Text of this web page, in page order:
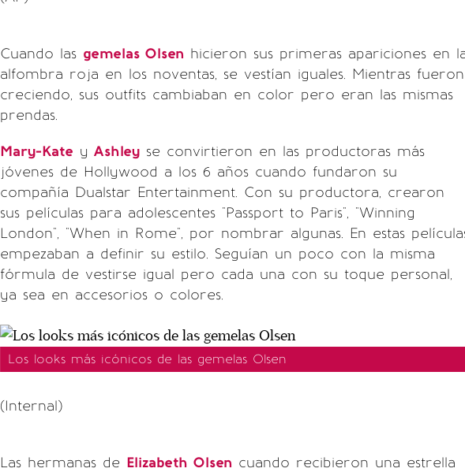
Cuando las gemelas Olsen hicieron sus primeras apariciones en
alfombra roja en los noventas, se vestían iguales. Mientras fueron
creciendo, sus outfits cambiaban en color pero eran las mismas
prendas.
Mary-Kate y Ashley se convirtieron en las productoras más
jóvenes de Hollywood a los 6 años cuando fundaron su
compañía Dualstar Entertainment. Con su productora, crearon
sus películas para adolescentes "Passport to Paris", "Winning
London", "When in Rome", por nombrar algunas. En estas
empezaban a definir su estilo. Seguían un poco con la misma
fórmula de vestirse igual pero cada una con su toque personal,
ya sea en accesorios o colores.
Los looks más icónicos de las gemelas Olsen
(Internal)
Las hermanas de Elizabeth Olsen cuando recibieron una estrella